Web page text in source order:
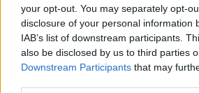
your opt-out. You may separately opt-
disclosure of your personal information
IAB’s list of downstream participants.
also be disclosed by us to third parties
Downstream Participants that may
​Clima ballerino e sbalzi d’umore
La maternità
​L’uomo o l’orso?
Non hanno un amico a teatro​
​Tutta una questione di rispetto
​Cose che ci esauriscono